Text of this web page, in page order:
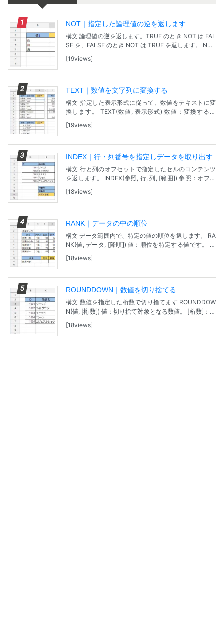
NOT｜指定した論理値の逆を返します
構文 論理値の逆を返します。TRUE のとき NOT は FAL
SE を、FALSE のとき NOT は TRUE を返します。 NOT
(論理式) 論理式：式、または論理値 TRUE か FALSE...
19views
TEXT｜数値を文字列に変換する
構文 指定した表示形式に従って、数値をテキストに変
換します。 TEXT(数値, 表示形式) 数値：変換する番
号、日付、時刻です。 表示形式：変換する数値の表示
形式を、二重引用符で囲って指定します。 問...
19views
INDEX｜行・列番号を指定しデータを取り出す
構文 行と列のオフセットで指定したセルのコンテンツ
を返します。 INDEX(参照, 行, 列, [範囲]) 参照：オフセ
ットされるセルの配列です。 行：オフセット行数で
す。 列：オフセット列数です。...
18views
RANK｜データの中の順位
構文 データ範囲内で、特定の値の順位を返します。 RA
NK(値, データ, [降順]) 値：順位を特定する値です。 デ
ータ：データが入力されているセル範囲。 [降順]：デー
タ内の値の並べ方を降順または...
18views
ROUNDDOWN｜数値を切り捨てる
構文 数値を指定した桁数で切り捨てます ROUNDDOW
N(値, [桁数]) 値：切り捨て対象となる数値。 [桁数]：切
捨てした後の桁数。省略可（デフォルトは 0） 桁数が
正の数の場合、そのひとつ下の...
18views